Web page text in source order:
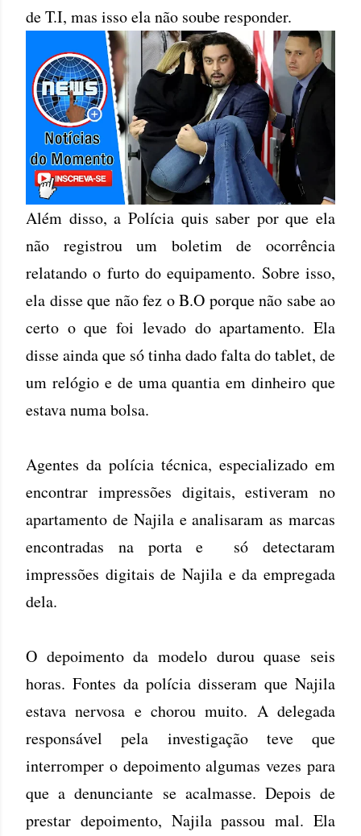
de T.I, mas isso ela não soube responder.
Além disso, a Polícia quis saber por que ela
não registrou um boletim de ocorrência
relatando o furto do equipamento. Sobre isso,
ela disse que não fez o B.O porque não sabe ao
certo o que foi levado do apartamento. Ela
disse ainda que só tinha dado falta do tablet, de
um relógio e de uma quantia em dinheiro que
estava numa bolsa.
Agentes da polícia técnica, especializado em
encontrar impressões digitais, estiveram no
apartamento de Najila e analisaram as marcas
encontradas na porta e só detectaram
impressões digitais de Najila e da empregada
dela.
O depoimento da modelo durou quase seis
horas. Fontes da polícia disseram que Najila
estava nervosa e chorou muito. A delegada
responsável pela investigação teve que
interromper o depoimento algumas vezes para
que a denunciante se acalmasse. Depois de
prestar depoimento, Najila passou mal. Ela